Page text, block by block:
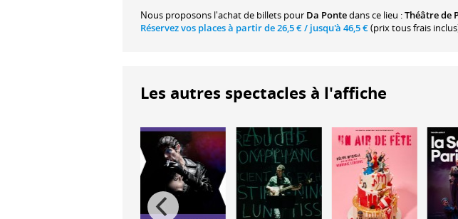
Nous proposons l'achat de billets pour Da Pontedans ce lieu :Théâtre de
Réservez vos places à partir de26,5 €/ jusqu'à 46,5 €(prix tous frais
Les autres spectacles à l'affiche